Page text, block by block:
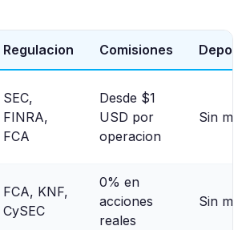
Regulacion Comisiones
SEC,
FINRA,
FCA
Desde $1
USD por
operacion
Sin
FCA, KNF,
CySEC
0% en
acciones
reales
Sin